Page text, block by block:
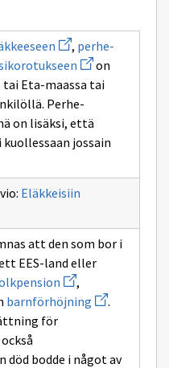
Avaa
uuden
ikkunan
sivulle
kansaneläkkeeseen
, perhe-
Avaa
uuden
ikkunan
sivulle
on
tai Eta-maassa tai
Perhe-
on lisäksi, että
jossain
Eläkkeisiin
att den som bor i
EES-land eller
Avaa
uuden
ikkunan
,
barnförhöjning Avaa
uuden
.
för
död bodde i något av